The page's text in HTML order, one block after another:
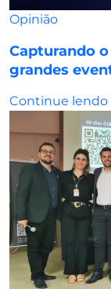
Opinião
Capturando
grandes
Continue lendo